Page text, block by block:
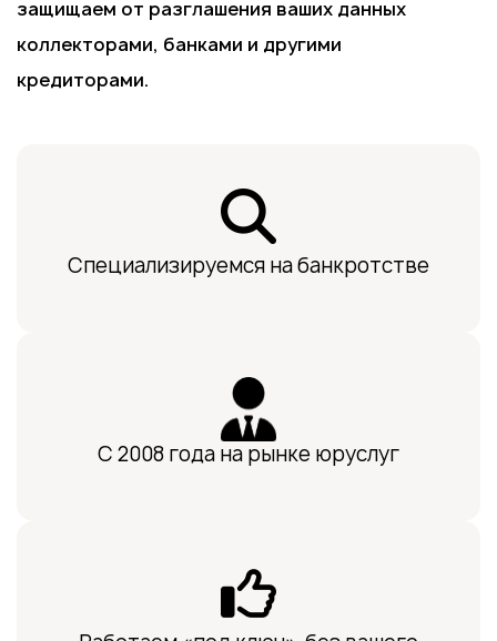
защищаем от разглашения ваших данных
коллекторами, банками и другими
кредиторами.
Специализируемся на банкротстве
С 2008 года на рынке юруслуг